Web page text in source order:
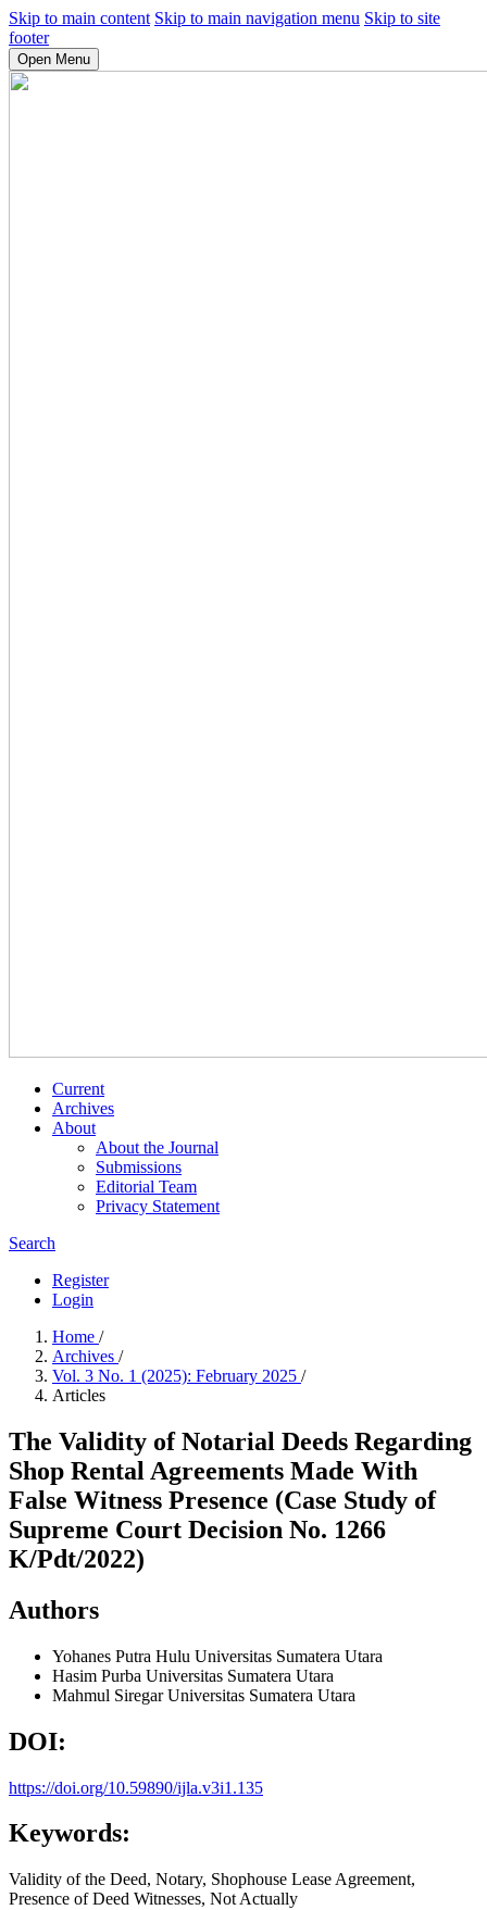
Skip to main content Skip to main navigation menu Skip to site
footer
Open Menu
Current
Archives
About
About the Journal
Submissions
Editorial Team
Privacy Statement
Search
Register
Login
Home /
Archives /
Vol. 3 No. 1 (2025): February 2025 /
Articles
The Validity of Notarial Deeds Regarding
Shop Rental Agreements Made With
False Witness Presence (Case Study of
Supreme Court Decision No. 1266
K/Pdt/2022)
Authors
Yohanes Putra Hulu Universitas Sumatera Utara
Hasim Purba Universitas Sumatera Utara
Mahmul SiregarUniversitas Sumatera Utara
DOI:
https://doi.org/10.59890/ijla.v3i1.135
Keywords:
Validity of the Deed, Notary, Shophouse Lease Agreement,
Presence of Deed Witnesses, Not Actually